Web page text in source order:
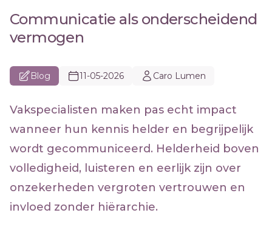
Communicatie als onderscheidend
vermogen
Blog 11-05-2026 Caro Lumen
Vakspecialisten maken pas echt impact
wanneer hun kennis helder en begrijpelijk
wordt gecommuniceerd. Helderheid boven
volledigheid, luisteren en eerlijk zijn over
onzekerheden vergroten vertrouwen en
invloed zonder hiërarchie.